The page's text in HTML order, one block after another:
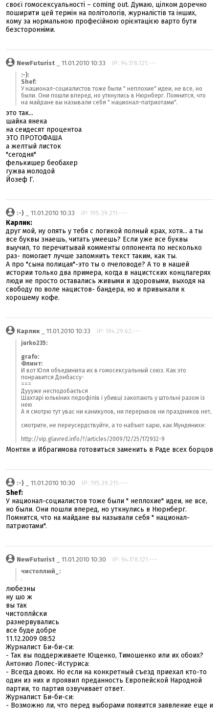
своєї гомосексуальності – coming out. Думаю, цілком доречно
поширити цей термін на політологів, журналістів та інших,
кому за нормальною професійною орієнтацією варто бути
безсторонніми.
NewFuturist _ 11.01.2010 10:33 IP: 94.178.121.---
:-):
Shef:
У национал-социалистов тоже были " неплохие" идеи, не все, но
были. Они пошли вперед, но уткнулись в Нюрнберг. Помнится, что
на майдане вы называли себя " национал-патриотами".
это так...
шайка янека
на сеидесят процентоа
ЭТО ПРОТОФАША
а желтый листок
"сегодня"
фелькишер беобахер
гужва молодой
Йозеф Г.
:-) _ 11.01.2010 10:33 IP: 195.39.211.---
Карлик:
друг мой, ну опять у тебя с логикой полный крах, хотя... а ты
все буквы знаешь, читать умеешь? Если уже все буквы
выучил, то перечитывай комменты оппонента по несколько
раз- помогает лучше запомнить текст таким, как ты.
А про "сына полицая"-это ты о пчеловоде? А то в нашей
истории только два примера, когда в нацистских концлагерях
люди не просто оставались живыми и здоровыми, выходя на
свободу по воле нацистов- бандера, но и привыкали к
хорошему кофе.
Карлик_ 11.01.2010 10:33 IP: 194.29.62.---
jurko235:
grafo:
Флинт:
И вот Юля объединила их в гомосексуальный союз. Как это
понравится Донбассу-
===
Дуууже несподобається
Шахтарі юлькіних педофілів і убивці закопають у штольні разом із
нею
А я смотрю тут увас ни каникулов, ни перерывов ни праздников нет,
смотрите, не переусердствуйте, а то набъют харю, как Мундянихе:
http://vip.glavred.info/?/articles/2009/12/25/172932-9
Монтян и Ибрагимова готовиться заменить в Раде всех борцов
:-) _ 11.01.2010 10:30 IP: 195.39.211.---
Shef:
У национал-социалистов тоже были " неплохие" идеи, не все,
но были. Они пошли вперед, но уткнулись в Нюрнберг.
Помнится, что на майдане вы называли себя " национал-
патриотами".
NewFuturist _ 11.01.2010 10:30 IP: 94.178.121.---
чистоплюй_:
.
любезны
ну шо ж
вы так
чистоплйски
разнервувались
все буде добре
11.12.2009 08:52
Журналист Би-би-си:
- Так вы поддерживаете Ющенко, Тимошенко или их обоих?
Антонио Лопес-Истуриса:
- Всегда двоих. Но если на конкретный съезд приехал кто-то
один из них и проявил преданность Европейской Народной
партии, то партия озвучивает ответ.
Журналист Би-би-си:
- Возможно ли, что перед выборами появится заявление еще и